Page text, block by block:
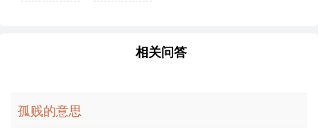
由于“孤贱”不是一个常用词汇，个人在日常生活中很少会遇
创造性使用：
相关问答
孤贱的意思